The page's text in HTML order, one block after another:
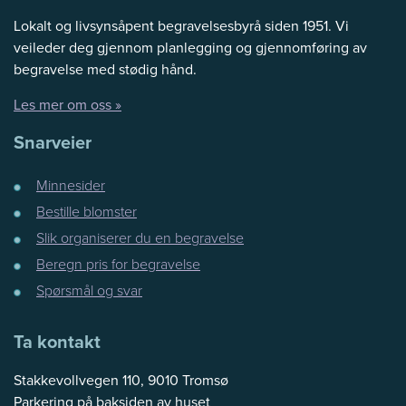
Lokalt og livsynsåpent begravelsesbyrå siden 1951. Vi
veileder deg gjennom planlegging og gjennomføring av
begravelse med stødig hånd.
Les mer om oss »
Snarveier
Minnesider
Bestille blomster
Slik organiserer du en begravelse
Beregn pris for begravelse
Spørsmål og svar
Ta kontakt
Stakkevollvegen 110, 9010 Tromsø
Parkering på baksiden av huset